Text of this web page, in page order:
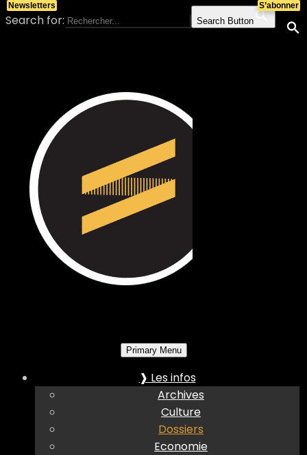
Search for: Search Button
Primary Menu
❱ Les infos
Archives
Culture
Dossiers
Economie
S’abonner
Newsletters